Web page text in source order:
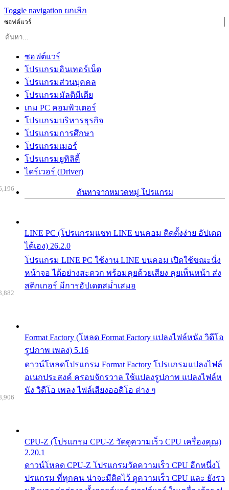
Toggle navigation ยกเลิก
ซอฟต์แวร์
ซอฟต์แวร์
โปรแกรมอินเทอร์เน็ต
โปรแกรมส่วนบุคคล
โปรแกรมมัลติมีเดีย
เกม PC คอมพิวเตอร์
โปรแกรมบริหารธุรกิจ
โปรแกรมการศึกษา
โปรแกรมเมอร์
โปรแกรมยูทิลิตี้
ไดร์เวอร์ (Driver)
ค้นหาจากหมวดหมู่ โปรแกรม
LINE PC (โปรแกรมแชท LINE บนคอม ติดตั้งง่าย อัปเดต
ได้เอง) 26.2.0
โปรแกรม LINE PC ใช้งาน LINE บนคอม เปิดใช้ขณะนั่ง
หน้าจอ ได้อย่างสะดวก พร้อมคุยด้วยเสียง คุยเห็นหน้า ส่ง
สติกเกอร์ มีการอัปเดตสม่ำเสมอ
Format Factory (โหลด Format Factory แปลงไฟล์หนัง วิดีโอ
รูปภาพ เพลง) 5.16
ดาวน์โหลดโปรแกรม Format Factory โปรแกรมแปลงไฟล์
อเนกประสงค์ ครอบจักรวาล ใช้แปลงรูปภาพ แปลงไฟล์ห
นัง วิดีโอ เพลง ไฟล์เสียงออดิโอ ต่าง ๆ
CPU-Z (โปรแกรม CPU-Z วัดดูความเร็ว CPU เครื่องคุณ)
2.20.1
ดาวน์โหลด CPU-Z โปรแกรมวัดความเร็ว CPU อีกหนึ่งโ
ปรแกรม ที่ทุกคน น่าจะมีติดไว้ ดูความเร็ว CPU และ ยังรว